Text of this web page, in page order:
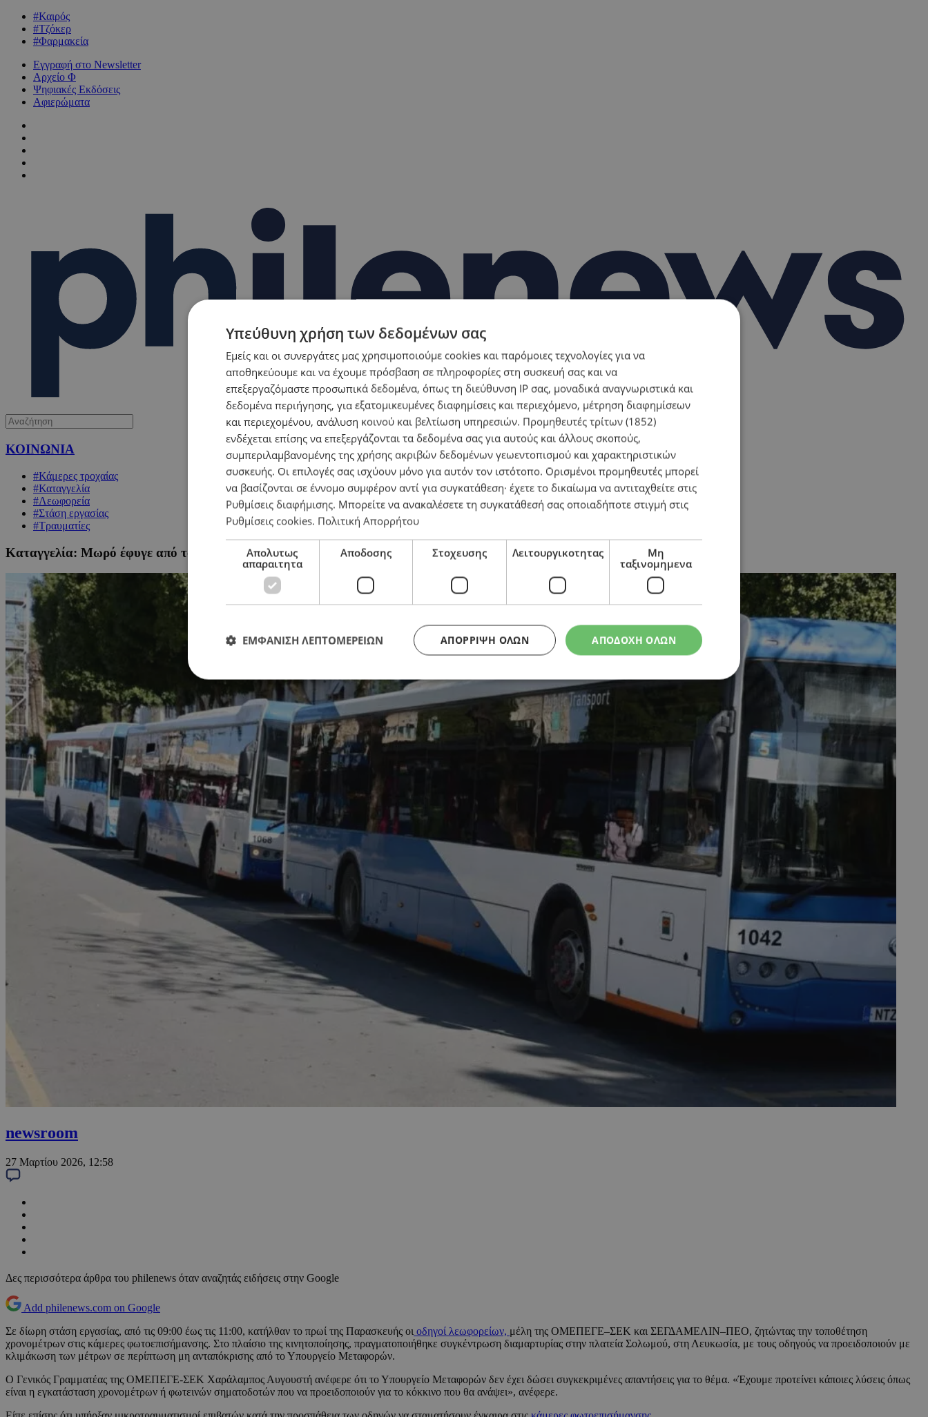
#Καιρός
#Τζόκερ
#Φαρμακεία
Εγγραφή στο Newsletter
Αρχείο Φ
Ψηφιακές Εκδόσεις
Αφιερώματα
ΚΟΙΝΩΝΙΑ
#Κάμερες τροχαίας
#Καταγγελία
#Λεωφορεία
#Στάση εργασίας
#Τραυματίες
Καταγγελία: Μωρό έφυγε από τα χέρια της μητέρας του επειδή οδηγός λεωφορείου φρέναρε απότομα σε φώτα με κάμερες
newsroom
27 Μαρτίου 2026, 12:58
Δες περισσότερα άρθρα του philenews όταν αναζητάς ειδήσεις στην Google
Add philenews.com on Google
Σε δίωρη στάση εργασίας, από τις 09:00 έως τις 11:00, κατήλθαν το πρωί της Παρασκευής οι οδηγοί λεωφορείων, μέλη της ΟΜΕΠΕΓΕ–ΣΕΚ και ΣΕΓΔΑΜΕΛΙΝ–ΠΕΟ, ζητώντας την τοποθέτηση
χρονομέτρων στις κάμερες φωτοεπισήμανσης. Στο πλαίσιο της κινητοποίησης, πραγματοποιήθηκε συγκέντρωση διαμαρτυρίας στην πλατεία Σολωμού, στη Λευκωσία, με τους οδηγούς να προειδοποιούν με
κλιμάκωση των μέτρων σε περίπτωση μη ανταπόκρισης από το Υπουργείο Μεταφορών.
Ο Γενικός Γραμματέας της ΟΜΕΠΕΓΕ-ΣΕΚ Χαράλαμπος Αυγουστή ανέφερε ότι το Υπουργείο Μεταφορών δεν έχει δώσει συγκεκριμένες απαντήσεις για το θέμα. «Έχουμε προτείνει κάποιες λύσεις όπως
είναι η εγκατάσταση χρονομέτρων ή φωτεινών σηματοδοτών που να προειδοποιούν για το κόκκινο που θα ανάψει», ανέφερε.
Υπεύθυνη χρήση των δεδομένων σας
Εμείς και οι συνεργάτες μας χρησιμοποιούμε cookies και παρόμοιες τεχνολογίες για να
αποθηκεύουμε και να έχουμε πρόσβαση σε πληροφορίες στη συσκευή σας και να
επεξεργαζόμαστε προσωπικά δεδομένα, όπως τη διεύθυνση IP σας, μοναδικά αναγνωριστικά και
δεδομένα περιήγησης, για εξατομικευμένες διαφημίσεις και περιεχόμενο, μέτρηση διαφημίσεων
και περιεχομένου, ανάλυση κοινού και βελτίωση υπηρεσιών. Προμηθευτές τρίτων (1852)
ενδέχεται επίσης να επεξεργάζονται τα δεδομένα σας για αυτούς και άλλους σκοπούς,
συμπεριλαμβανομένης της χρήσης ακριβών δεδομένων γεωεντοπισμού και χαρακτηριστικών
συσκευής. Οι επιλογές σας ισχύουν μόνο για αυτόν τον ιστότοπο. Ορισμένοι προμηθευτές μπορεί
να βασίζονται σε έννομο συμφέρον αντί για συγκατάθεση· έχετε το δικαίωμα να αντιταχθείτε στις
Ρυθμίσεις διαφήμισης. Μπορείτε να ανακαλέσετε τη συγκατάθεσή σας οποιαδήποτε στιγμή στις
Ρυθμίσεις cookies. Πολιτική Απορρήτου
Απολυτως
απαραιτητα
Αποδοσης Στοχευσης Λειτουργικοτητας
Μη
ταξινομημενα
ΑΠΟΔΟΧΗ ΟΛΩΝ
ΑΠΌΡΡΙΨΗ ΌΛΩΝ
ΕΜΦΑΝΙΣΗ ΛΕΠΤΟΜΕΡΕΙΩΝ